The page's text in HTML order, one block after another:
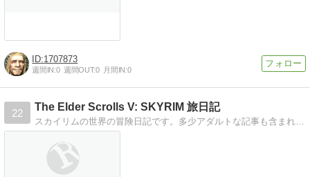
1707873
週間IN:0 週間OUT:0 月間IN:0
22
The Elder Scrolls V: SKYRIM 旅日記
スカイリムの世界の冒険日記です。多少アダルトな記事も含まれますので、小さいお子様はご遠慮ください。